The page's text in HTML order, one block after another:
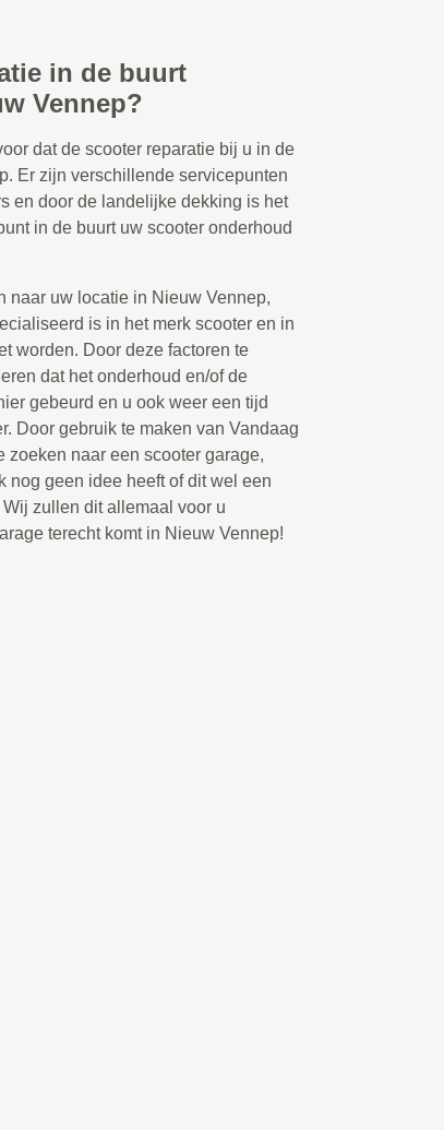
in de buurt
Vennep?
dat de scooter reparatie bij u in de
Er zijn verschillende servicepunten
en door de landelijke dekking is het
in de buurt uw scooter onderhoud
naar uw locatie in Nieuw Vennep,
is in het merk scooter en in
worden. Door deze factoren te
dat het onderhoud en/of de
gebeurd en u ook weer een tijd
Door gebruik te maken van Vandaag
zoeken naar een scooter garage,
geen idee heeft of dit wel een
zullen dit allemaal voor u
terecht komt in Nieuw Vennep!